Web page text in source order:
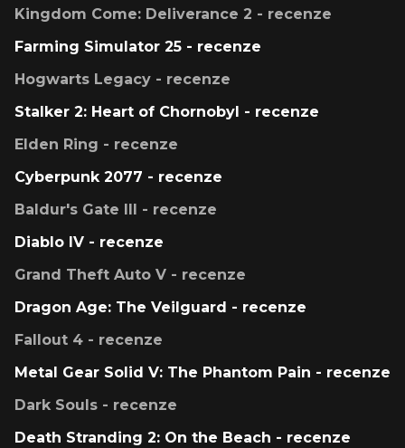
Kingdom Come: Deliverance 2 - recenze
Farming Simulator 25 - recenze
Hogwarts Legacy - recenze
Stalker 2: Heart of Chornobyl - recenze
Elden Ring - recenze
Cyberpunk 2077 - recenze
Baldur's Gate III - recenze
Diablo IV - recenze
Grand Theft Auto V - recenze
Dragon Age: The Veilguard - recenze
Fallout 4 - recenze
Metal Gear Solid V: The Phantom Pain - recenze
Dark Souls - recenze
Death Stranding 2: On the Beach - recenze